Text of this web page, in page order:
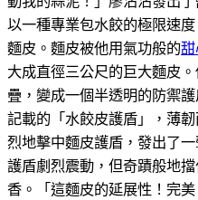
以一種專業包水餃的極限速
麵皮。麵皮被他用氣功般的
大成直徑三公尺的巨大麵皮
疊，變成一個半透明的防禦
記載的「水餃皮護盾」，薄
烈地擊中麵皮護盾，發出了
護盾劇烈震動，但奇蹟般地
香。「這麵皮的延展性！完